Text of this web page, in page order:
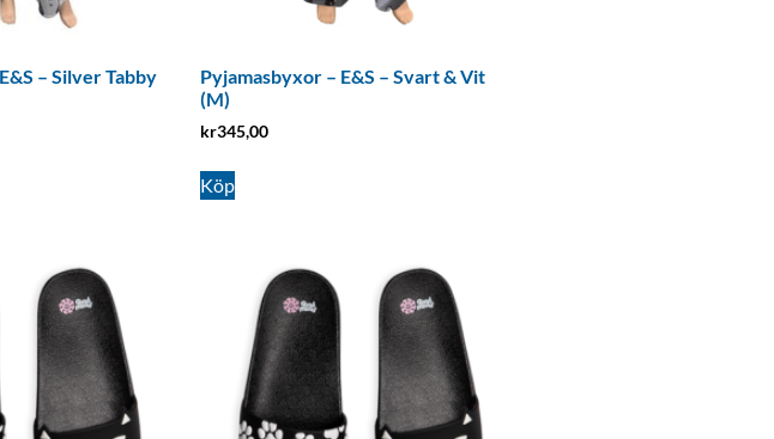
– Silver Tabby
Pyjamasbyxor – E&S – Svart & Vit
(M)
kr345,00
Köp